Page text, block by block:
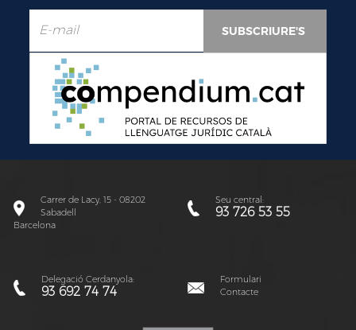
Carrer de Lacy, 15 - 08202
Sabadell
Barcelona
Seu central:
93 726 53 55
Delegació Cerdanyola:
93 692 74 74
Formulari
Contacte